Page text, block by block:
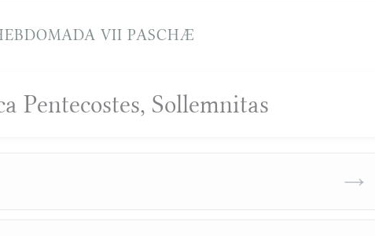
VII PASCHÆ
Pentecostes, Sollemnitas
→